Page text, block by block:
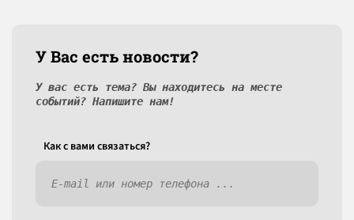
У Вас есть новости?
У вас есть тема? Вы находитесь на месте
событий? Напишите нам!
Как c вами связаться?